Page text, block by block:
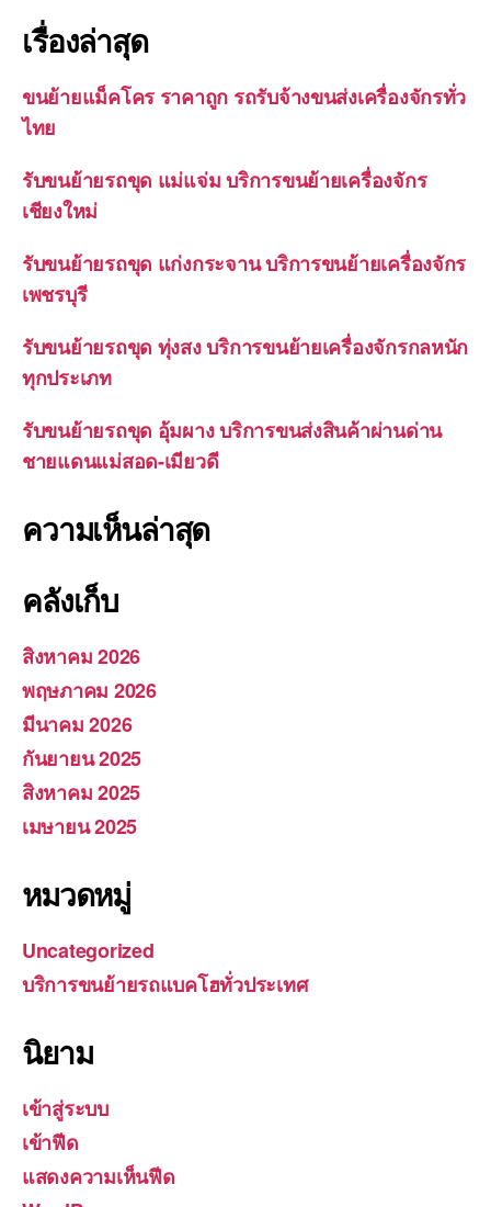
เรื่องล่าสุด
ขนย้ายแม็คโคร ราคาถูก รถรับจ้างขนส่งเครื่องจักรทั่ว
ไทย
รับขนย้ายรถขุด แม่แจ่ม บริการขนย้ายเครื่องจักร
เชียงใหม่
รับขนย้ายรถขุด แก่งกระจาน บริการขนย้ายเครื่องจักร
เพชรบุรี
รับขนย้ายรถขุด ทุ่งสง บริการขนย้ายเครื่องจักรกลหนัก
ทุกประเภท
รับขนย้ายรถขุด อุ้มผาง บริการขนส่งสินค้าผ่านด่าน
ชายแดนแม่สอด-เมียวดี
ความเห็นล่าสุด
คลังเก็บ
สิงหาคม 2026
พฤษภาคม 2026
มีนาคม 2026
กันยายน 2025
สิงหาคม 2025
เมษายน 2025
หมวดหมู่
Uncategorized
บริการขนย้ายรถแบคโฮทั่วประเทศ
นิยาม
เข้าสู่ระบบ
เข้าฟีด
แสดงความเห็นฟีด